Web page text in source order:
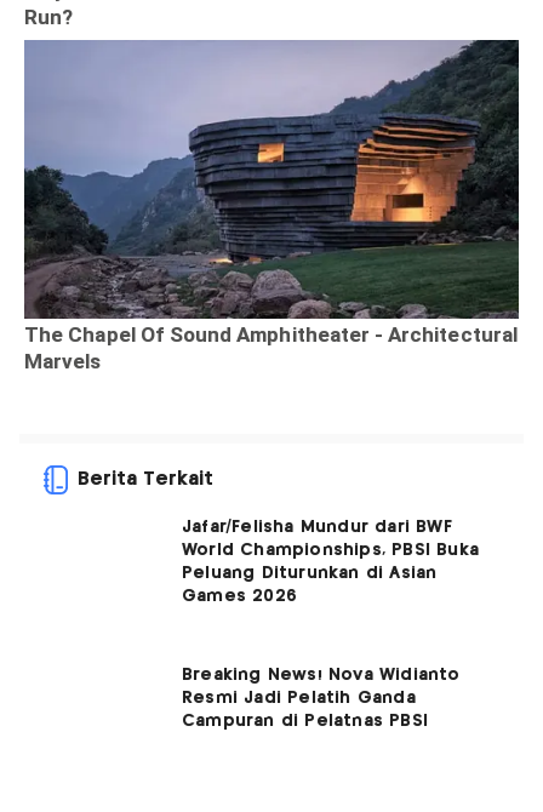
Berita Terkait
Jafar/Felisha Mundur dari BWF
World Championships, PBSI Buka
Peluang Diturunkan di Asian
Games 2026
Breaking News! Nova Widianto
Resmi Jadi Pelatih Ganda
Campuran di Pelatnas PBSI